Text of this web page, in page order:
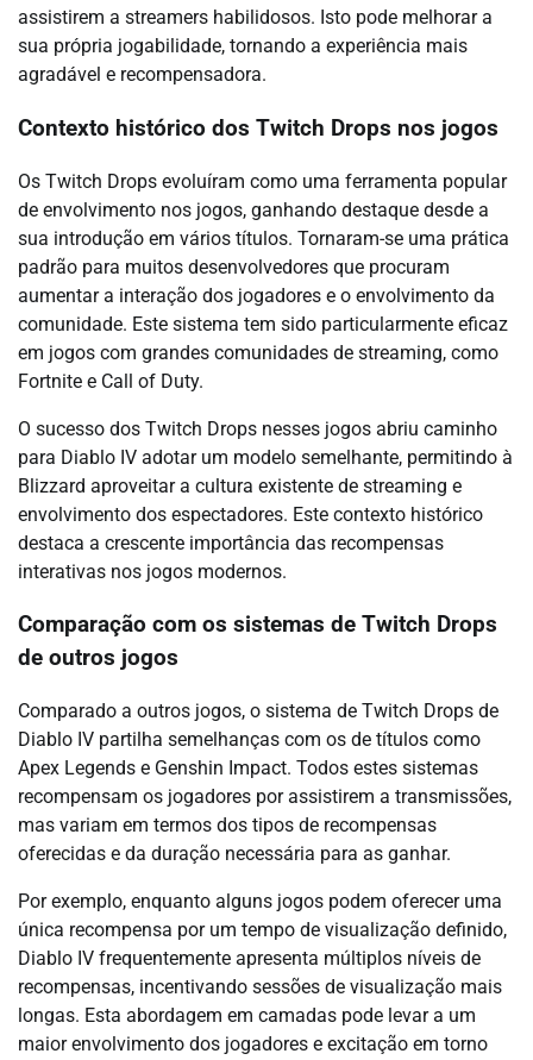
assistirem a streamers habilidosos. Isto pode melhorar a
sua própria jogabilidade, tornando a experiência mais
agradável e recompensadora.
Contexto histórico dos Twitch Drops nos jogos
Os Twitch Drops evoluíram como uma ferramenta popular
de envolvimento nos jogos, ganhando destaque desde a
sua introdução em vários títulos. Tornaram-se uma prática
padrão para muitos desenvolvedores que procuram
aumentar a interação dos jogadores e o envolvimento da
comunidade. Este sistema tem sido particularmente eficaz
em jogos com grandes comunidades de streaming, como
Fortnite e Call of Duty.
O sucesso dos Twitch Drops nesses jogos abriu caminho
para Diablo IV adotar um modelo semelhante, permitindo à
Blizzard aproveitar a cultura existente de streaming e
envolvimento dos espectadores. Este contexto histórico
destaca a crescente importância das recompensas
interativas nos jogos modernos.
Comparação com os sistemas de Twitch Drops
de outros jogos
Comparado a outros jogos, o sistema de Twitch Drops de
Diablo IV partilha semelhanças com os de títulos como
Apex Legends e Genshin Impact. Todos estes sistemas
recompensam os jogadores por assistirem a transmissões,
mas variam em termos dos tipos de recompensas
oferecidas e da duração necessária para as ganhar.
Por exemplo, enquanto alguns jogos podem oferecer uma
única recompensa por um tempo de visualização definido,
Diablo IV frequentemente apresenta múltiplos níveis de
recompensas, incentivando sessões de visualização mais
longas. Esta abordagem em camadas pode levar a um
maior envolvimento dos jogadores e excitação em torno